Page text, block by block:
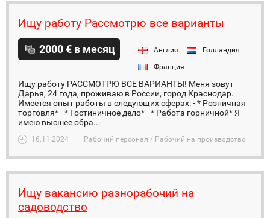
Ищу работу Рассмотрю все варианты
2000 € в месяц Англия
Голландия
Франция
Ищу работу РАССМОТРЮ ВСЕ ВАРИАНТЫ! Меня зовут
Дарья, 24 года, проживаю в России, город Краснодар.
Имеется опыт работы в следующих сферах: - * Розничная
торговля* - * Гостиничное дело* - * Работа горничной* Я
имею высшее обра...
16.11.2024 Рабочий персонал / Рабочий на производство
Ищу вакансию разнорабочий на
садоводство